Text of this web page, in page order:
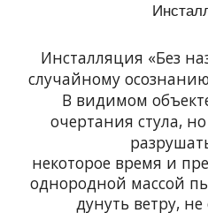
Инсталляция «Без
случайному
В видимом
очертания стула,
некоторое время и
однородной массой
дунуть ветру, не